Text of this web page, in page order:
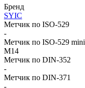
Бренд
SYIC
Метчик по ISO-529
-
Метчик по ISO-529 mini
M14
Метчик по DIN-352
-
Метчик по DIN-371
-